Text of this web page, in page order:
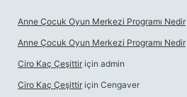
Anne Çocuk Oyun Merkezi Programı Nedir
Anne Çocuk Oyun Merkezi Programı Nedir
Ciro Kaç Çeşittir için admin
Ciro Kaç Çeşittir için Cengaver